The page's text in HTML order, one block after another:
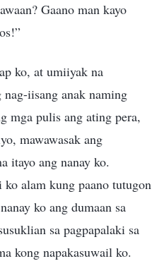
Gaano man kayo
ko, at umiiyak na
nag-iisang anak naming
mga pulis ang ating pera,
mawawasak ang
itayo ang nanay ko.
alam kung paano tutugon
ko ang dumaan sa
sa pagpapalaki sa
kong napakasuwail ko.